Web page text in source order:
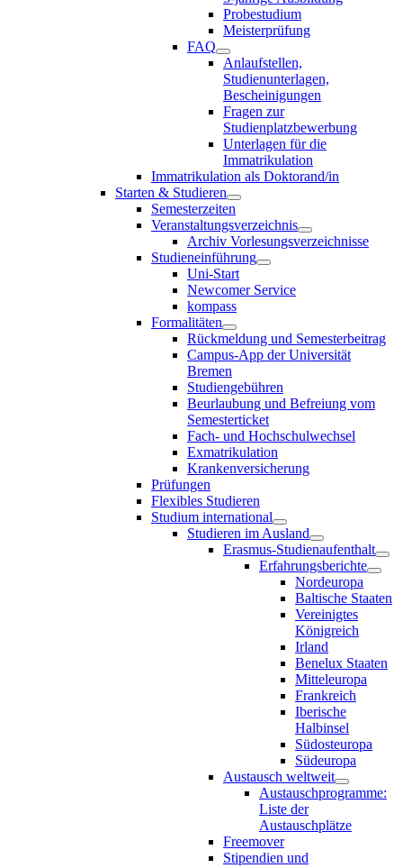
Probestudium
Meisterprüfung
FAQ
Anlaufstellen,
Studienunterlagen,
Bescheinigungen
Fragen zur
Studienplatzbewerbung
Unterlagen für die
Immatrikulation
Immatrikulation als Doktorand/in
Starten & Studieren
Semesterzeiten
Veranstaltungsverzeichnis
Archiv Vorlesungsverzeichnisse
Studieneinführung
Uni-Start
Newcomer Service
kompass
Formalitäten
Rückmeldung und Semesterbeitrag
Campus-App der Universität
Bremen
Studiengebühren
Beurlaubung und Befreiung vom
Semesterticket
Fach- und Hochschulwechsel
Exmatrikulation
Krankenversicherung
Prüfungen
Flexibles Studieren
Studium international
Studieren im Ausland
Erasmus-Studienaufenthalt
Erfahrungsberichte
Nordeuropa
Baltische Staaten
Vereinigtes
Königreich
Irland
Benelux Staaten
Mitteleuropa
Frankreich
Iberische
Halbinsel
Südosteuropa
Südeuropa
Austausch weltweit
Austauschprogramme:
Liste der
Austauschplätze
Freemover
Stipendien und